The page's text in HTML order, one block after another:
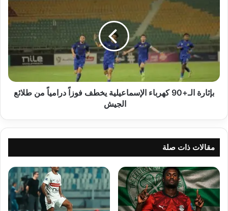
كهرباء
الإسماعيلية
يخطف
فوزاً
درامياً
طلائع
الجيش
بإثارة الـ+90 كهرباء الإسماعيلية يخطف فوزاً درامياً من طلائع
الجيش
مقالات ذات صلة